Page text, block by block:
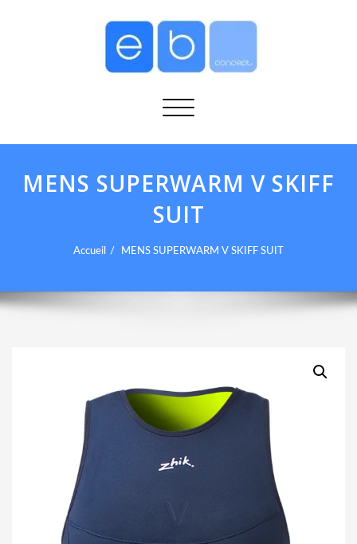
Afficher/masquer la navigation
MENS SUPERWARM V SKIFF
SUIT
Accueil MENS SUPERWARM V SKIFF SUIT